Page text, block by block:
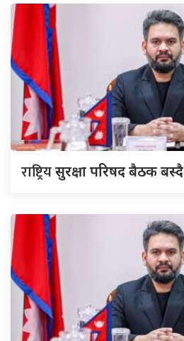
राष्ट्रियसुरक्षा परिषद बैठक बस्दै